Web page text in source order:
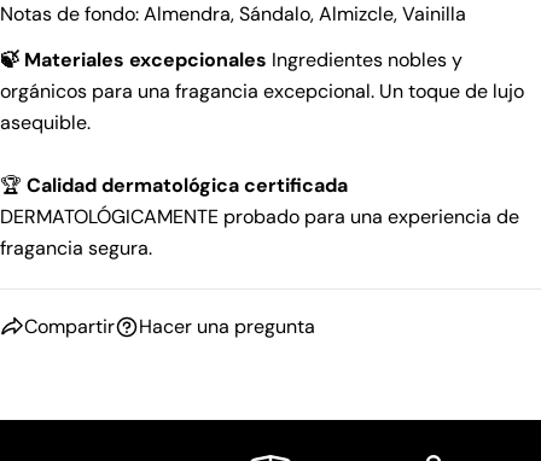
Notas de fondo: Almendra, Sándalo, Almizcle, Vainilla
🍃 Materiales excepcionales Ingredientes nobles y
orgánicos para una fragancia excepcional. Un toque de lujo
asequible.
🏆 Calidad dermatológica certificada
DERMATOLÓGICAMENTE probado para una experiencia de
fragancia segura.
Compartir Hacer una pregunta